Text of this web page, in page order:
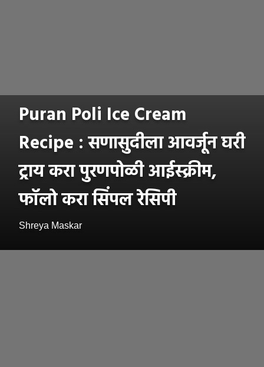
Puran Poli Ice Cream
Recipe : सणासुदीला आवर्जून घरी
ट्राय करा पुरणपोळी आईस्क्रीम,
फॉलो करा सिंपल रेसिपी
Shreya Maskar